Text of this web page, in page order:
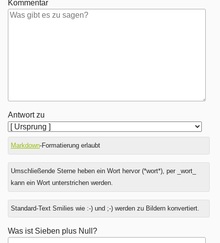
Kommentar
Antwort zu
Markdown-Formatierung erlaubt
Umschließende Sterne heben ein Wort hervor (*wort*), per _wort_
kann ein Wort unterstrichen werden.
Standard-Text Smilies wie :-) und ;-) werden zu Bildern konvertiert.
Was ist Sieben plus Null?